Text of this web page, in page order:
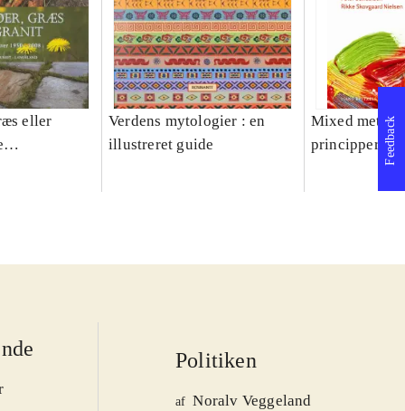
eller
Verdens mytologier : en
illustreret guide
Mixed
principper og
Politiken
af Noralv Veggeland
Feedback